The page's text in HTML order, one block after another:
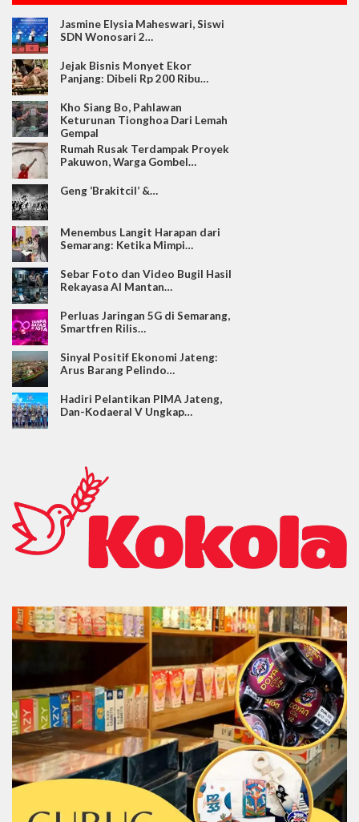
Jasmine Elysia Maheswari, Siswi
SDN Wonosari 2…
Jejak Bisnis Monyet Ekor
Panjang: Dibeli Rp 200 Ribu…
Kho Siang Bo, Pahlawan
Keturunan Tionghoa Dari Lemah
Gempal
Rumah Rusak Terdampak Proyek
Pakuwon, Warga Gombel…
Geng ‘Brakitcil’ &…
Menembus Langit Harapan dari
Semarang: Ketika Mimpi…
Sebar Foto dan Video Bugil Hasil
Rekayasa AI Mantan…
Perluas Jaringan 5G di Semarang,
Smartfren Rilis…
Sinyal Positif Ekonomi Jateng:
Arus Barang Pelindo…
Hadiri Pelantikan PIMA Jateng,
Dan-Kodaeral V Ungkap…